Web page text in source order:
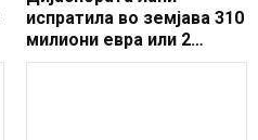
испратила во земјава 310
милиони евра или 2
проценти од БДП